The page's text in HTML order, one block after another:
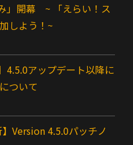
」開幕 ~ 「えらい！ス
しよう！~
4.5.0アップデート以降に
ついて
Version 4.5.0パッチノ